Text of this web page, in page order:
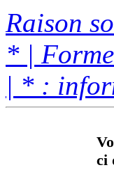
Raison
* |
| * :
ci